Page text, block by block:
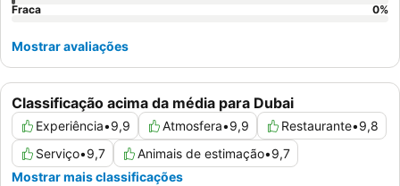
Classificação acima da média para Dubai
Experiência•9,9 Atmosfera•9,9 Restaurante•9,8
Serviço•9,7 Animais de estimação•9,7
Mostrar mais classificações
Fraca
0%
Mostrar avaliações